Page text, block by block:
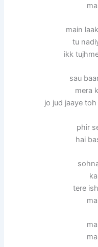
main
tu
ikk
sau
mera
jo jud jaaye
phir
hai
tere